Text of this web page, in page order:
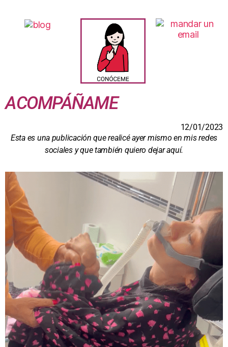
ACOMPÁÑAME
12/01/2023
Esta es una publicación que realicé ayer mismo en mis redes
sociales y que también quiero dejar aquí.